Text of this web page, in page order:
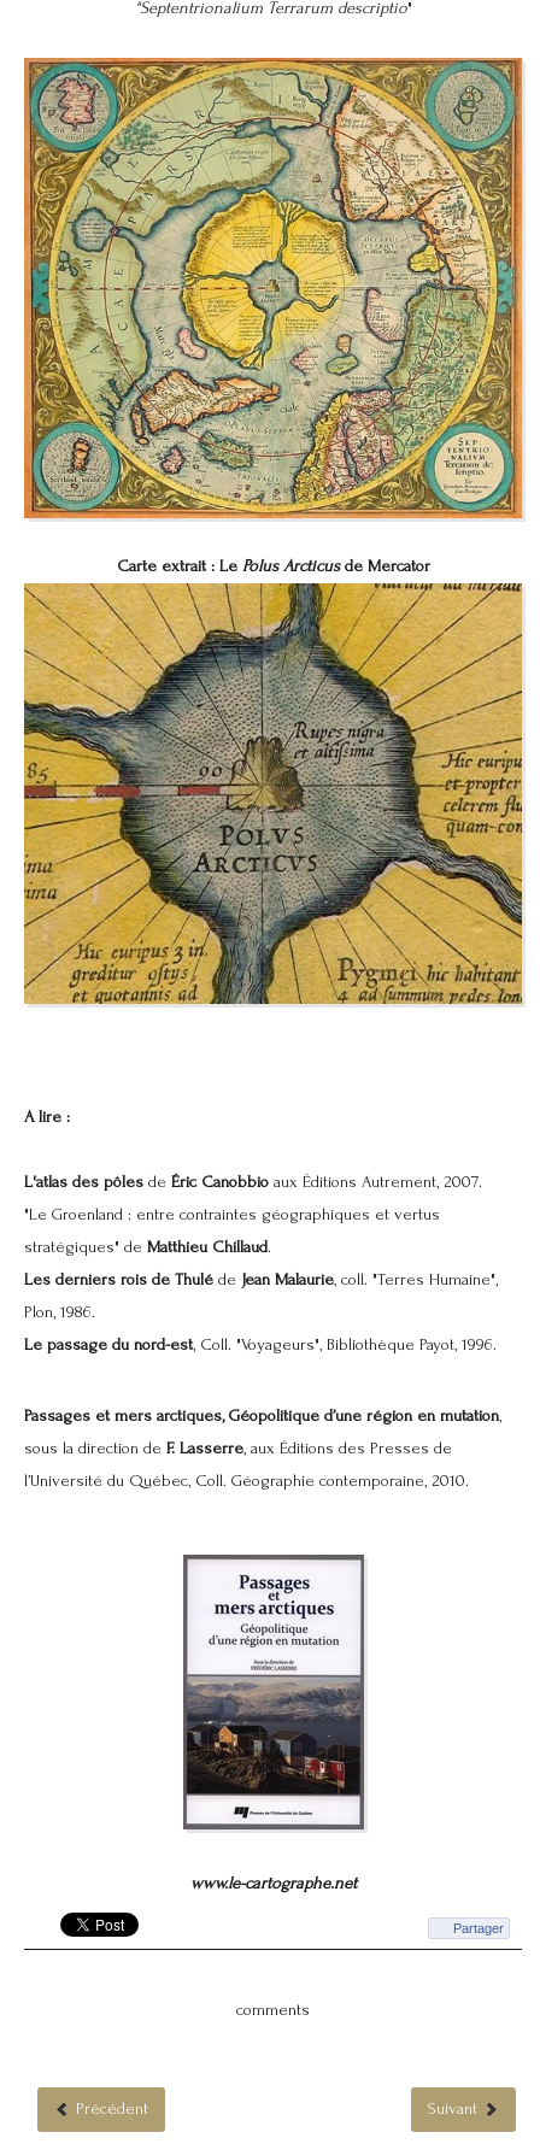
"Septentrionalium Terrarum descriptio"
Carte extrait : LePolus Arcticusde Mercator
A lire :
L'atlas des pôles de Éric Canobbio aux Éditions Autrement, 2007.
"Le Groenland : entre contraintes géographiques et vertus
stratégiques" de Matthieu Chillaud.
Les derniers rois de Thulé de Jean Malaurie, coll. "Terres Humaine",
Plon, 1986.
Le passage du nord-est, Coll. "Voyageurs", Bibliothèque Payot, 1996.
Passages et mers arctiques, Géopolitique d’une région en mutation,
sous la direction de F. Lasserre, aux Éditions des Presses de
l’Université du Québec, Coll. Géographie contemporaine, 2010.
www.le-cartographe.net
Partager
comments
Précédent Suivant